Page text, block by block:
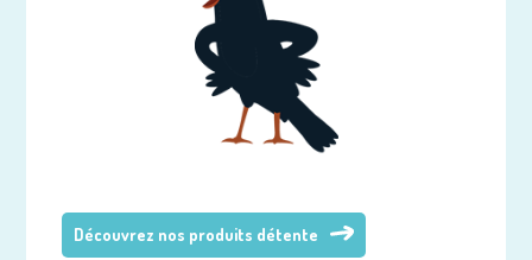
Découvrez nos produits détente